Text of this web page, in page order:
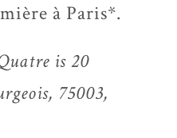
à Paris*.
is 20
75003,